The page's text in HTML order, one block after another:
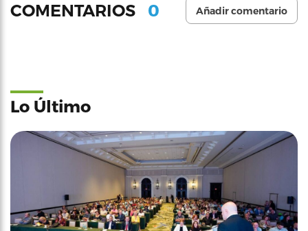
COMENTARIOS 0 Añadir comentario
Lo Último